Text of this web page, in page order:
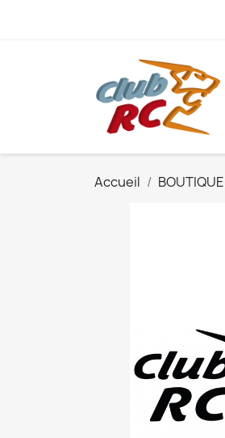
Accueil BOUTIQUE